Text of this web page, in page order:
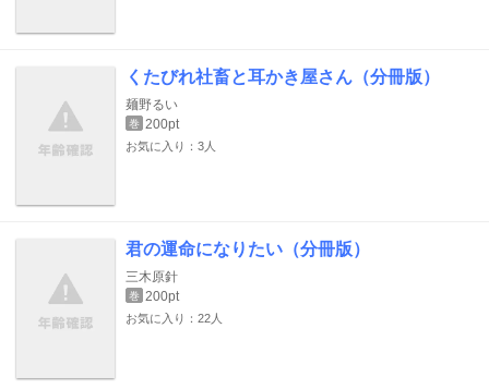
くたびれ社畜と耳かき屋さん（分冊版）
麺野るい
巻 200pt
お気に入り：3人
君の運命になりたい（分冊版）
三木原針
巻 200pt
お気に入り：22人